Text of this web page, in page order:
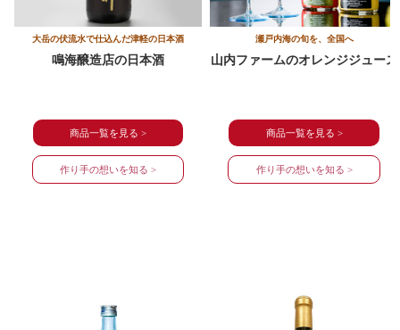
大岳の伏流水で仕込んだ津軽の日本酒
鳴海醸造店の日本酒
商品一覧を見る >
作り手の想いを知る >
瀬戸内海の旬を、全国へ
山内ファームのオレンジジュース
商品一覧を見る >
作り手の想いを知る >